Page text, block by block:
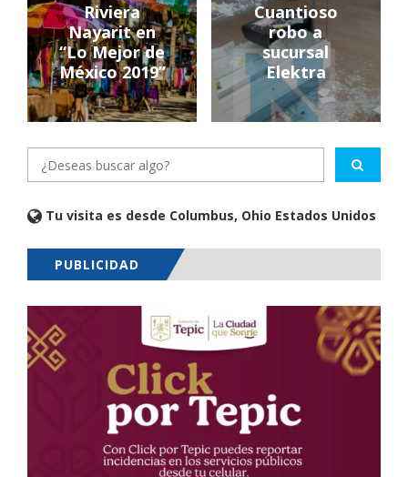
Riviera
Nayarit en
“Lo Mejor de
México 2019”
Cuantioso
robo a
sucursal
Elektra
Tu visita es desde Columbus, Ohio Estados Unidos
PUBLICIDAD